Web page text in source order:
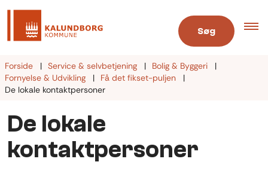
Søg
Forside Service & selvbetjening
Bolig & Byggeri
Fornyelse & Udvikling
Få det fikset-puljen
De lokale kontaktpersoner
De lokale
kontaktpersoner